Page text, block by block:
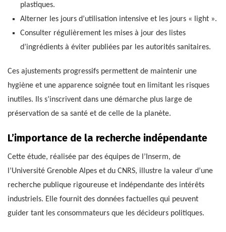
plastiques.
Alterner les jours d’utilisation intensive et les jours « light ».
Consulter régulièrement les mises à jour des listes
d’ingrédients à éviter publiées par les autorités sanitaires.
Ces ajustements progressifs permettent de maintenir une
hygiène et une apparence soignée tout en limitant les risques
inutiles. Ils s’inscrivent dans une démarche plus large de
préservation de sa santé et de celle de la planète.
L’importance de la recherche indépendante
Cette étude, réalisée par des équipes de l’Inserm, de
l’Université Grenoble Alpes et du CNRS, illustre la valeur d’une
recherche publique rigoureuse et indépendante des intérêts
industriels. Elle fournit des données factuelles qui peuvent
guider tant les consommateurs que les décideurs politiques.